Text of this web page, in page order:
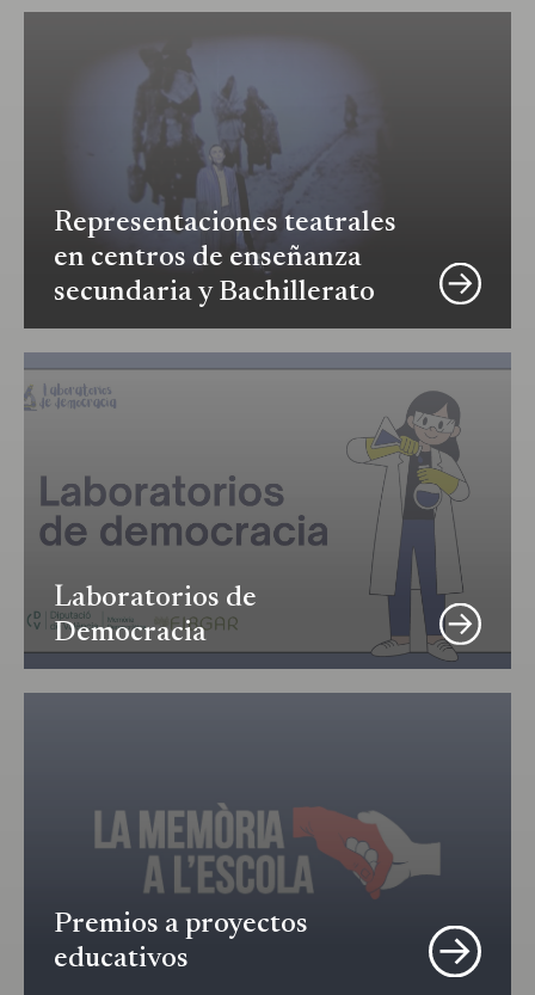
Representaciones teatrales
en centros de enseñanza
secundaria y Bachillerato
Laboratorios de
Democracia
Premios a proyectos
educativos